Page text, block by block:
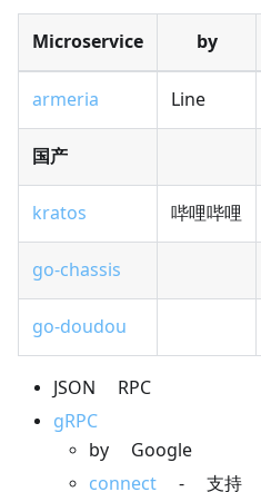
Microservice by
armeria Line
国产
kratos 哔哩哔哩
go-chassis
go-doudou
JSON RPC
gRPC
by Google
connect - 支持